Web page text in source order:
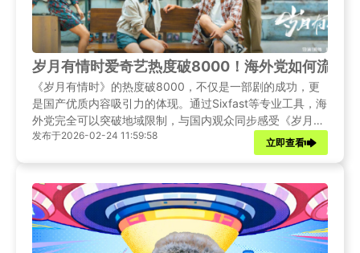
岁月有情时爱奇艺热度破8000！海外党如何流畅
《岁月有情时》的热度破8000，不仅是一部剧的成功，更
是国产优质内容吸引力的体现。通过Sixfast等专业工具，海
外党完全可以突破地域限制，与国内观众同步感受《岁月有
情时》的热血与温情。
发布于2026-02-24 11:59:58
立即查看